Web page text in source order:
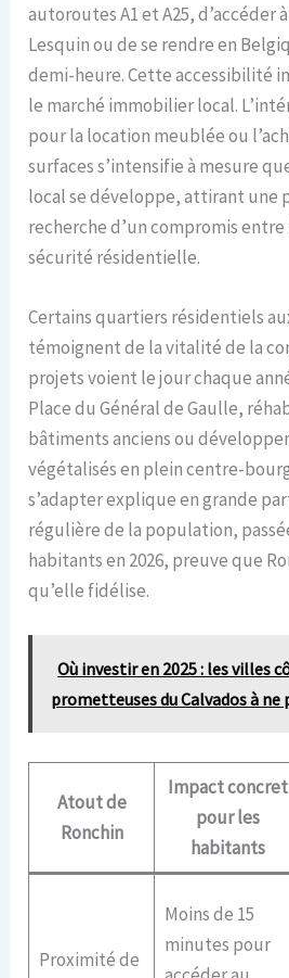
autoroutes A1 et A25, d’accéder
Lesquin ou de se rendre en
demi-heure. Cette accessibilité
le marché immobilier local.
pour la location meublée ou
surfaces s’intensifie à mesure
local se développe, attirant une
recherche d’un compromis
sécurité résidentielle.
Certains quartiers résidentiels
témoignent de la vitalité de la
projets voient le jour chaque
Place du Général de Gaulle,
bâtiments anciens ou
végétalisés en plein centre-
s’adapter explique en grande
régulière de la population,
habitants en 2026, preuve que
qu’elle fidélise.
Où investir en 2025 : les villes
prometteuses du Calvados à ne
Atout de
Ronchin
Impact concret
pour les
habitants
Proximité de
Moins de 15
minutes pour